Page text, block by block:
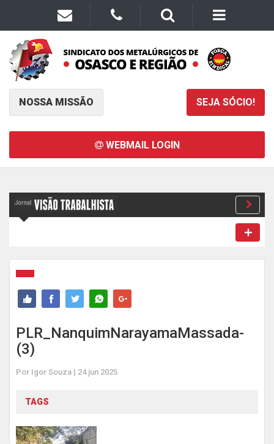
NOSSA MISSÃO SEJA SÓCIO!
WEBMAIL LOGIN
PLR_NanquimNarayamaMassada-
(3)
Por Igor Souza | 24 jun 2025
TAGS